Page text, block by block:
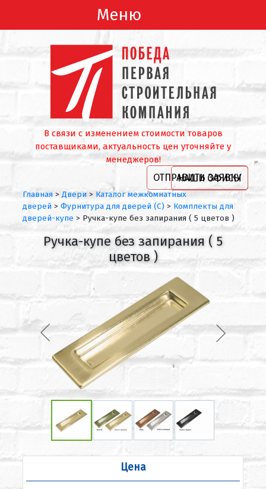
Меню
В связи с изменением стоимости товаров
поставщиками, актуальность цен уточняйте у
менеджеров!
ОТПРАВИТЬ ЗАЯВКУ
НАШИ ОФИСЫ
Главная > Двери > Каталог межкомнатных
дверей > Фурнитура для дверей (С) > Комплекты для
дверей-купе > Ручка-купе без запирания ( 5 цветов )
Ручка-купе без запирания ( 5
цветов )
Цена